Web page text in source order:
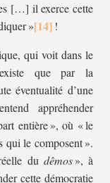
[…] il exerce cette
»
!
qui voit dans le
que par la
éventualité d’une
appréhender
entière », où « le
le composent ».
du dêmos», à
cette démocratie